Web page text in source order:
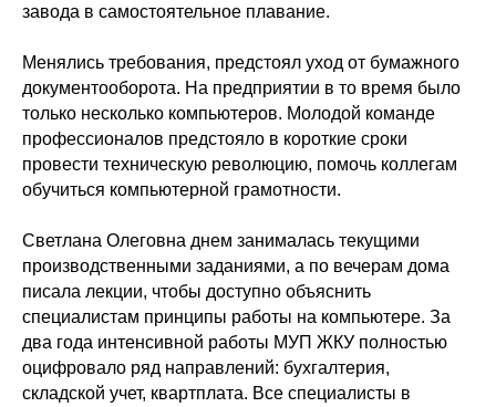
завода в самостоятельное плавание.
Менялись требования, предстоял уход от бумажного
документооборота. На предприятии в то время было
только несколько компьютеров. Молодой команде
профессионалов предстояло в короткие сроки
провести техническую революцию, помочь коллегам
обучиться компьютерной грамотности.
Светлана Олеговна днем занималась текущими
производственными заданиями, а по вечерам дома
писала лекции, чтобы доступно объяснить
специалистам принципы работы на компьютере. За
два года интенсивной работы МУП ЖКУ полностью
оцифровало ряд направлений: бухгалтерия,
складской учет, квартплата. Все специалисты в